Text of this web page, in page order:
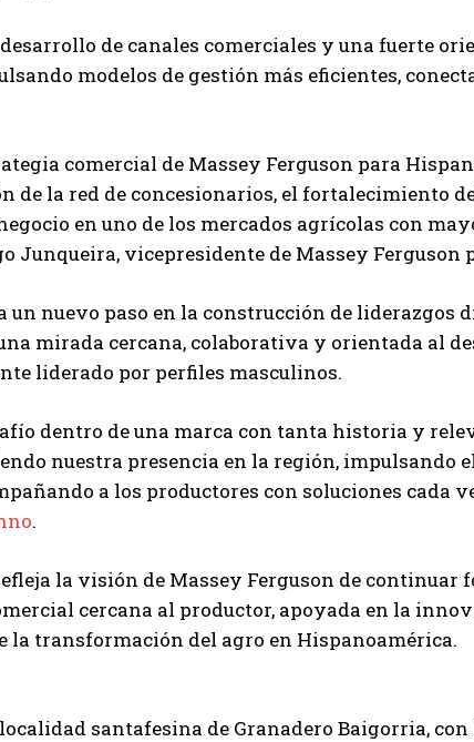
.
de canales comerciales y una fuerte
modelos de gestión más eficientes,
comercial de Massey Ferguson para
de la red de concesionarios, el fortalecimiento
en uno de los mercados agrícolas con
Junqueira, vicepresidente de Massey Ferguson
nuevo paso en la construcción de liderazgos
mirada cercana, colaborativa y orientada al
liderado por perfiles masculinos.
dentro de una marca con tanta historia y
nuestra presencia en la región, impulsando
a los productores con soluciones cada
.
la visión de Massey Ferguson de continuar
cercana al productor, apoyada en la
la transformación del agro en Hispanoamérica.
santafesina de Granadero Baigorria,